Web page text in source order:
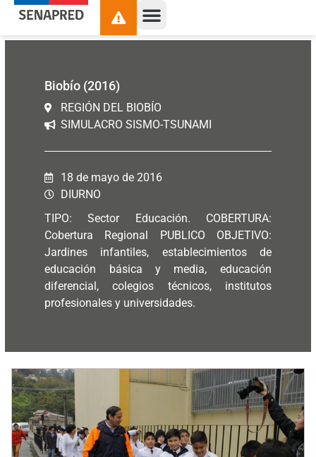
Biobío (2016)
REGIÓN DEL BIOBÍO
SIMULACRO SISMO-TSUNAMI
18 de mayo de 2016
DIURNO
TIPO: Sector Educación. COBERTURA:
Cobertura Regional PUBLICO OBJETIVO:
Jardines infantiles, establecimientos de
educación básica y media, educación
diferencial, colegios técnicos, institutos
profesionales y universidades.